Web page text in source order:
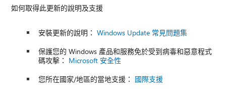
如何取得此更新的說明及支援
安裝更新的說明：Windows Update 常見問題集
保護您的 Windows 產品和服務免於受到病毒和惡意程式
碼攻擊： Microsoft 安全性
您所在國家/地區的當地支援： 國際支援